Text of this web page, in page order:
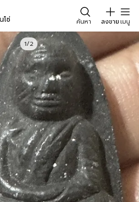
โซ่ ค้นหา ลงขายเมนู
1/2